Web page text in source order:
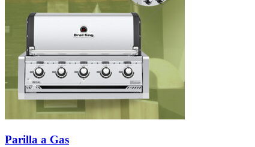
Parilla a Gas